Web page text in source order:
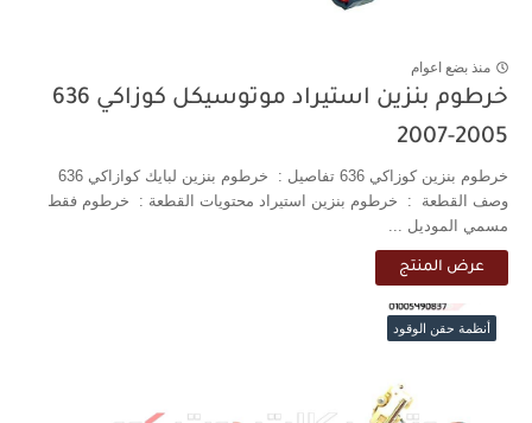
منذ بضع اعوام
خرطوم بنزين استيراد موتوسيكل كوزاكي 636
2005-2007
وصف القطعة : خرطوم بنزين استيراد محتويات القطعة : خرطوم فقط
مسمي الموديل ...
عرض المنتج
أنظمة حقن الوقود